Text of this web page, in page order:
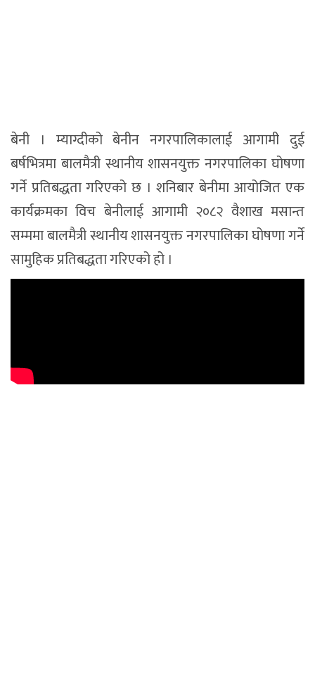
बेनी । म्याग्दीको बेनीन नगरपालिकालाई आगामी दुई
बर्षभित्रमा बालमैत्री स्थानीय शासनयुक्त नगरपालिका घोषणा
गर्ने प्रतिबद्धता गरिएको छ । शनिबार बेनीमा आयोजित एक
कार्यक्रमका विच बेनीलाई आगामी २०८२ वैशाख मसान्त
सम्ममा बालमैत्री स्थानीय शासनयुक्त नगरपालिका घोषणा गर्ने
सामुहिक प्रतिबद्धता गरिएको हो ।